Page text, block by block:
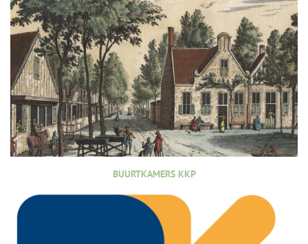
BUURTKAMERS KKP